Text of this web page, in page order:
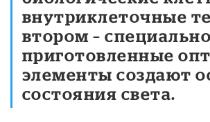
внутриклеточные
втором – специально
приготовленные
элементы создают
состояния света.